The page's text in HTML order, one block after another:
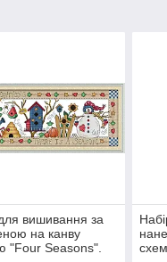
вишивання за
на канву
"Four Seasons".